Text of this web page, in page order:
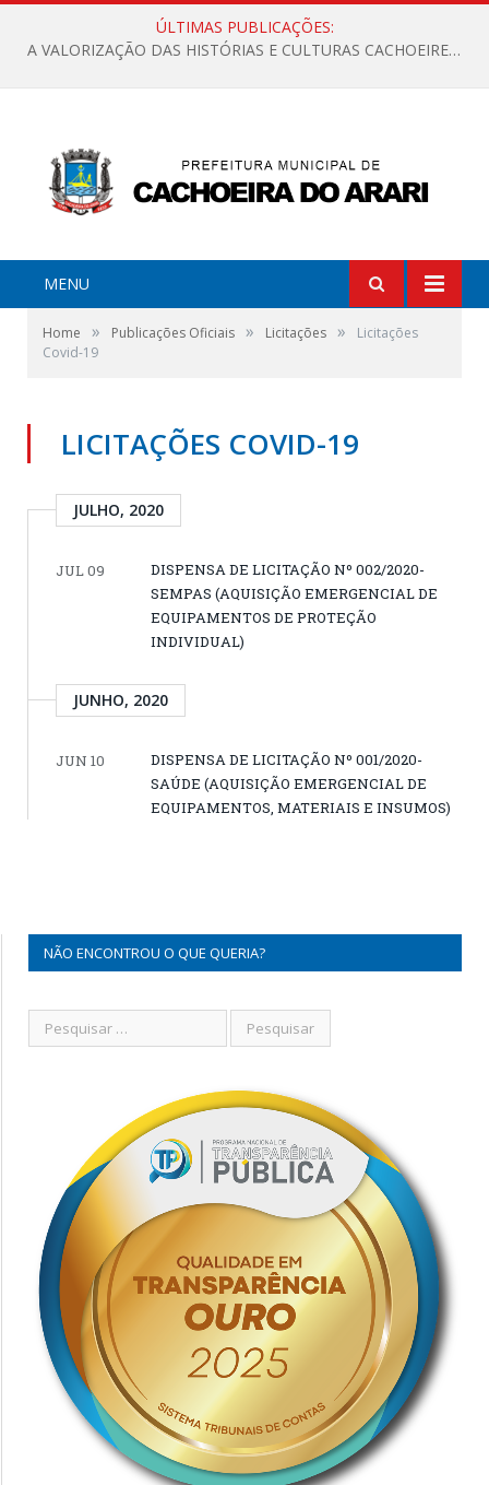
ÚLTIMAS PUBLICAÇÕES:
A VALORIZAÇÃO DAS HISTÓRIAS E CULTURAS CACHOEIRENSES
MENU
Home » Publicações Oficiais » Licitações »
Licitações
Covid-19
LICITAÇÕES COVID-19
JULHO, 2020
JUL 09
DISPENSA DE LICITAÇÃO Nº 002/2020-
SEMPAS (AQUISIÇÃO EMERGENCIAL DE
EQUIPAMENTOS DE PROTEÇÃO
INDIVIDUAL)
JUNHO, 2020
JUN 10
DISPENSA DE LICITAÇÃO Nº 001/2020-
SAÚDE (AQUISIÇÃO EMERGENCIAL DE
EQUIPAMENTOS, MATERIAIS E INSUMOS)
NÃO ENCONTROU O QUE QUERIA?